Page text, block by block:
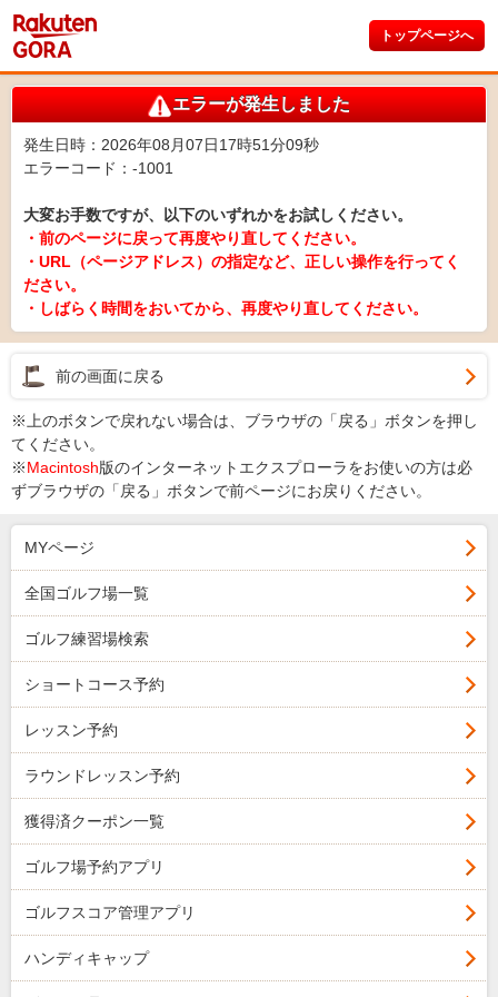
トップページへ
エラーが発生しました
発生日時：2026年08月07日17時51分09秒
エラーコード：-1001
大変お手数ですが、以下のいずれかをお試しください。
・前のページに戻って再度やり直してください。
・URL（ページアドレス）の指定など、正しい操作を行ってく
ださい。
・しばらく時間をおいてから、再度やり直してください。
前の画面に戻る
※上のボタンで戻れない場合は、ブラウザの「戻る」ボタンを押し
てください。
※Macintosh版のインターネットエクスプローラをお使いの方は必
ずブラウザの「戻る」ボタンで前ページにお戻りください。
MYページ
全国ゴルフ場一覧
ゴルフ練習場検索
ショートコース予約
レッスン予約
ラウンドレッスン予約
獲得済クーポン一覧
ゴルフ場予約アプリ
ゴルフスコア管理アプリ
ハンディキャップ